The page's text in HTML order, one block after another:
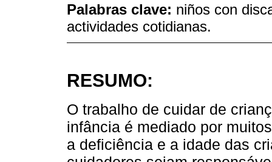
Palabras clave: niños con
actividades cotidianas.
RESUMO:
O trabalho de cuidar de
infância é mediado por
a deficiência e a idade das